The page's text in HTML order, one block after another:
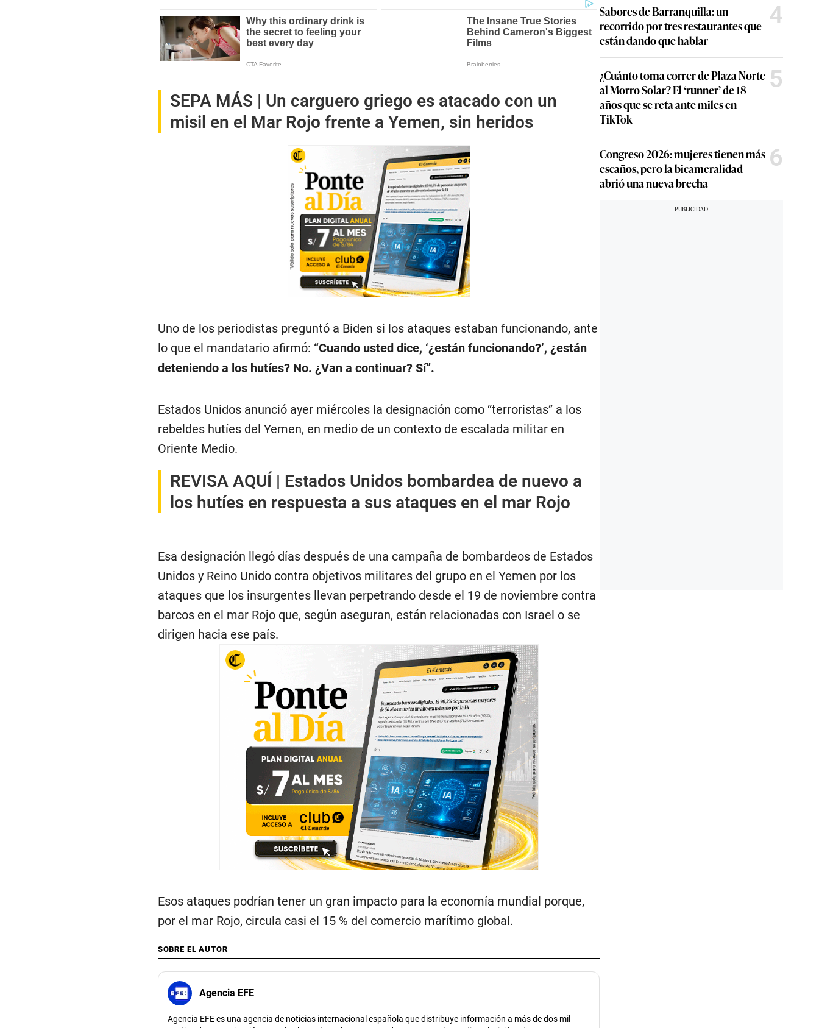
SEPA MÁS | Un carguero griego es atacado con un
misil en el Mar Rojo frente a Yemen, sin heridos
Uno de los periodistas preguntó a Biden si los ataques estaban funcionando, ante
lo que el mandatario afirmó: “Cuando usted dice, ‘¿están funcionando?’, ¿están
deteniendo a los hutíes? No. ¿Van a continuar? Sí”.
Estados Unidos anunció ayer miércoles la designación como “terroristas” a los
rebeldes hutíes del Yemen, en medio de un contexto de escalada militar en
Oriente Medio.
REVISA AQUÍ | Estados Unidos bombardea de nuevo a
los hutíes en respuesta a sus ataques en el mar Rojo
Esa designación llegó días después de una campaña de bombardeos de Estados
Unidos y Reino Unido contra objetivos militares del grupo en el Yemen por los
ataques que los insurgentes llevan perpetrando desde el 19 de noviembre contra
barcos en el mar Rojo que, según aseguran, están relacionadas con Israel o se
dirigen hacia ese país.
Esos ataques podrían tener un gran impacto para la economía mundial porque,
por el mar Rojo, circula casi el 15 % del comercio marítimo global.
SOBRE EL AUTOR
Agencia EFE
Agencia EFE es una agencia de noticias internacional española que distribuye información a más de dos mil
Sabores de Barranquilla: un
recorrido por tres restaurantes que
están dando que hablar
4
¿Cuánto toma correr de Plaza Norte
al Morro Solar? El ‘runner’ de 18
años que se reta ante miles en
TikTok
5
Congreso 2026: mujeres tienen más
escaños, pero la bicameralidad
abrió una nueva brecha
6